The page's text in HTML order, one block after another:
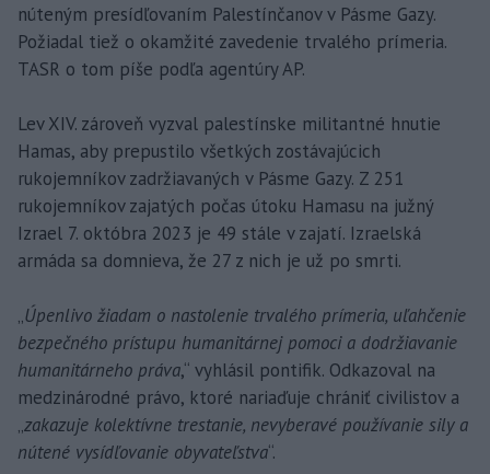
núteným presídľovaním Palestínčanov v Pásme Gazy.
Požiadal tiež o okamžité zavedenie trvalého prímeria.
TASR o tom píše podľa agentúry AP.
Lev XIV. zároveň vyzval palestínske militantné hnutie
Hamas, aby prepustilo všetkých zostávajúcich
rukojemníkov zadržiavaných v Pásme Gazy. Z 251
rukojemníkov zajatých počas útoku Hamasu na južný
Izrael 7. októbra 2023 je 49 stále v zajatí. Izraelská
armáda sa domnieva, že 27 z nich je už po smrti.
„Úpenlivo žiadam o nastolenie trvalého prímeria, uľahčenie
bezpečného prístupu humanitárnej pomoci a dodržiavanie
humanitárneho práva,“ vyhlásil pontifik. Odkazoval na
medzinárodné právo, ktoré nariaďuje chrániť civilistov a
„zakazuje kolektívne trestanie, nevyberavé používanie sily a
nútené vysídľovanie obyvateľstva“.